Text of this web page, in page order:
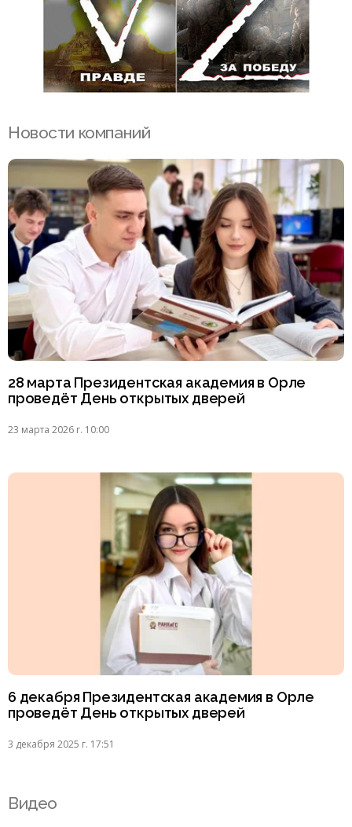
Новости компаний
28 марта Президентская академия в Орле
проведёт День открытых дверей
23 марта 2026 г. 10:00
6 декабря Президентская академия в Орле
проведёт День открытых дверей
3 декабря 2025 г. 17:51
Видео